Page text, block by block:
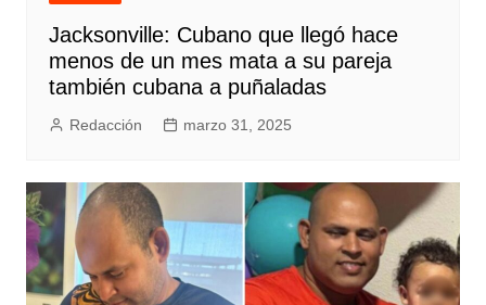
Jacksonville: Cubano que llegó hace
menos de un mes mata a su pareja
también cubana a puñaladas
Redacción marzo 31, 2025